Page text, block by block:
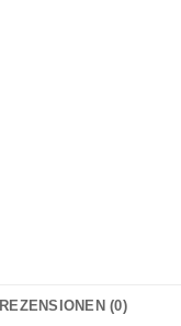
REZENSIONEN (0)